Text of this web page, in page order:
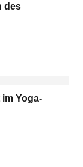
des
Yoga-